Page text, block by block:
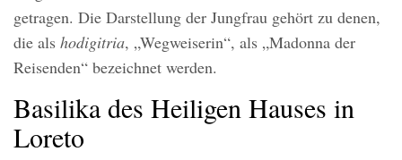
getragen. Die Darstellung der Jungfrau gehört zu denen,
die als hodigitria, „Wegweiserin“, als „Madonna der
Reisenden“ bezeichnet werden.
Basilika des Heiligen Hauses in
Loreto